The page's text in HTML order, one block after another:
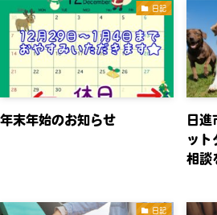
日記
年末年始のお知らせ
日
ット
相
日記